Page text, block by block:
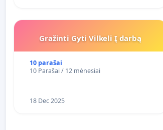
Gražinti Gyti Vilkeli Į darbą
10 parašai
10 Parašai / 12 mėnesiai
18 Dec 2025